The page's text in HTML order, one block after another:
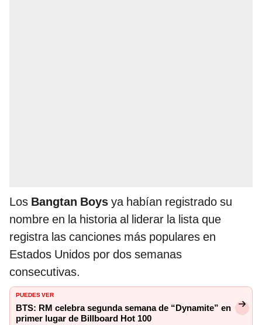
Los Bangtan Boys ya habían registrado su
nombre en la historia al liderar la lista que
registra las canciones más populares en
Estados Unidos por dos semanas
consecutivas.
PUEDES VER
BTS: RM celebra segunda semana de “Dynamite” en
primer lugar de Billboard Hot 100